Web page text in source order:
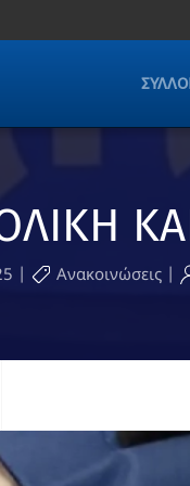
| Ανακοινώσεις |